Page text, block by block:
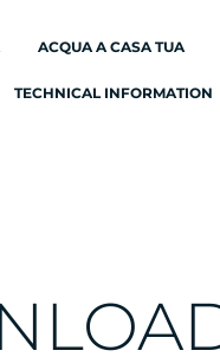
ACQUA A CASA TUA
TECHNICAL INFORMATION